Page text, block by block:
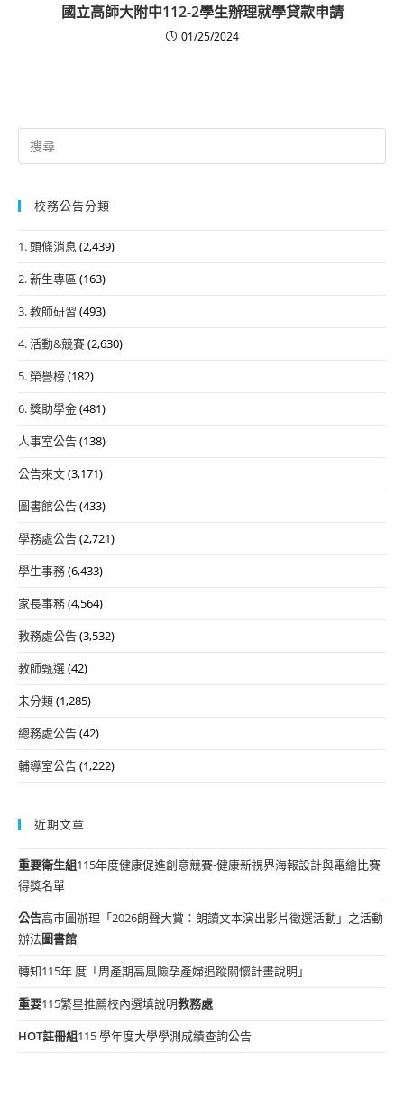
國立高師大附中112-2學生辦理就學貸款申請
01/25/2024
Search
for:
校務公告分類
1. 頭條消息 (2,439)
2. 新生專區 (163)
3. 教師研習 (493)
4. 活動&競賽(2,630)
5. 榮譽榜(182)
6. 獎助學金(481)
人事室公告(138)
公告來文(3,171)
圖書館公告(433)
學務處公告(2,721)
學生事務(6,433)
家長事務(4,564)
教務處公告(3,532)
教師甄選(42)
未分類(1,285)
總務處公告(42)
輔導室公告(1,222)
近期文章
重要衛生組115年度健康促進創意競賽-健康新視界海報設計與電繪比賽
得獎名單
公告高市圖辦理「2026朗聲大賞：朗讀文本演出影片徵選活動」之活動
辦法圖書館
轉知115年 度「周產期高風險孕產婦追蹤關懷計畫說明」
重要115繁星推薦校內選填說明教務處
HOT註冊組115 學年度大學學測成績查詢公告